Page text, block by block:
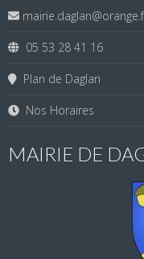
05 53 28 41 16
Plan de Daglan
Nos Horaires
MAIRIE DE